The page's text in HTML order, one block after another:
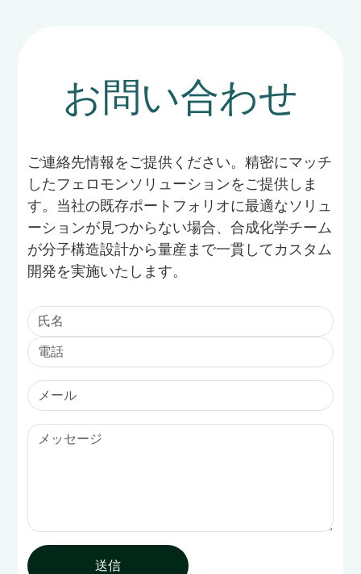
お問い合わせ
ご連絡先情報をご提供ください。精密にマッチ
したフェロモンソリューションをご提供しま
す。当社の既存ポートフォリオに最適なソリュ
ーションが見つからない場合、合成化学チーム
が分子構造設計から量産まで一貫してカスタム
開発を実施いたします。
送信